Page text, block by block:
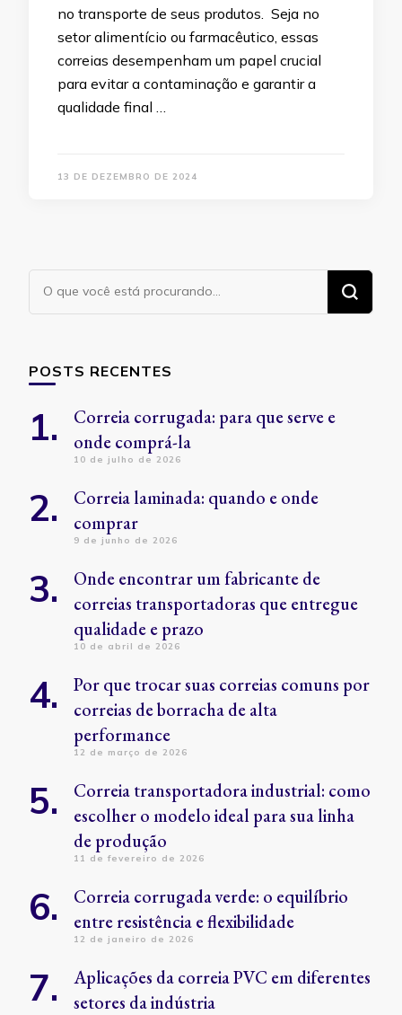
no transporte de seus produtos. Seja no
setor alimentício ou farmacêutico, essas
correias desempenham um papel crucial
para evitar a contaminação e garantir a
qualidade final …
13 DE DEZEMBRO DE 2024
Procurando
algo?
POSTS RECENTES
Correia corrugada: para que serve e
onde comprá-la
10 de julho de 2026
Correia laminada: quando e onde
comprar
9 de junho de 2026
Onde encontrar um fabricante de
correias transportadoras que entregue
qualidade e prazo
10 de abril de 2026
Por que trocar suas correias comuns por
correias de borracha de alta
performance
12 de março de 2026
Correia transportadora industrial: como
escolher o modelo ideal para sua linha
de produção
11 de fevereiro de 2026
Correia corrugada verde: o equilíbrio
entre resistência e flexibilidade
12 de janeiro de 2026
Aplicações da correia PVC em diferentes
setores da indústria